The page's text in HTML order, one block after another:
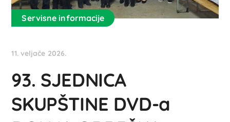
Servisne informacije
11. veljače 2026.
93. SJEDNICA
SKUPŠTINE DVD-a